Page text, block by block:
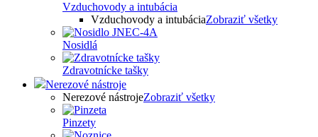
Vzduchovody a intubácia
Vzduchovody a intubáciaZobraziť všetky
Nosidlá
Zdravotnícke tašky
Nerezové nástroje
Nerezové nástrojeZobraziť všetky
Pinzety